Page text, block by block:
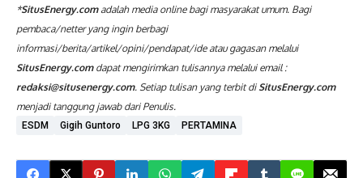
*SitusEnergy.comadalah media online bagi masyarakat umum. Bagi
pembaca/netter yang ingin berbagi
informasi/berita/artikel/opini/pendapat/ide atau gagasan melalui
SitusEnergy.com dapat mengirimkan tulisannya melalui email :
redaksi@situsenergy.com. Setiap tulisan yang terbit di SitusEnergy.com
menjadi tanggung jawab dari Penulis.
ESDM Gigih Guntoro LPG 3KG PERTAMINA